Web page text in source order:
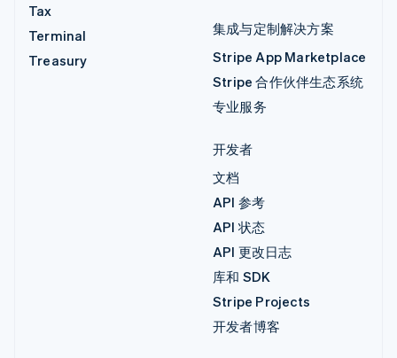
Tax
Terminal
Treasury
集成与定制解决方案
Stripe App Marketplace
Stripe 合作伙伴生态系统
专业服务
开发者
文档
API 参考
API 状态
API 更改日志
库和 SDK
Stripe Projects
开发者博客